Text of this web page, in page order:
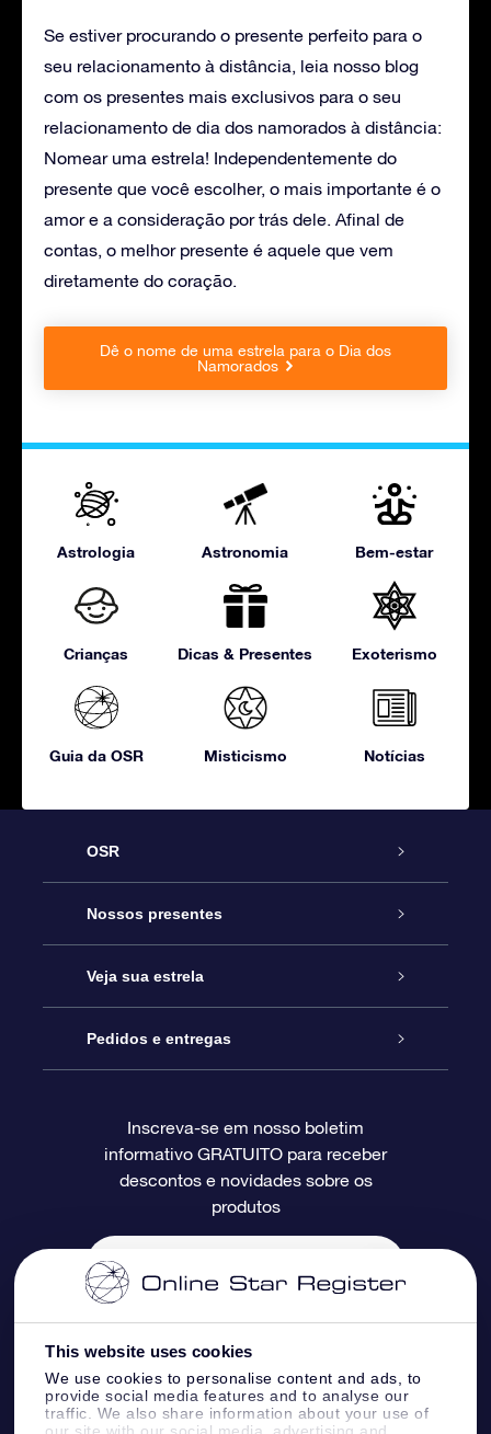
This website uses cookies
We use cookies to personalise content and ads, to
provide social media features and to analyse our
traffic. We also share information about your use of
our site with our social media, advertising and
Se estiver procurando o presente perfeito para o
seu relacionamento à distância, leia nosso blog
com os presentes mais exclusivos para o seu
relacionamento de dia dos namorados à distância:
Nomear uma estrela! Independentemente do
presente que você escolher, o mais importante é o
amor e a consideração por trás dele. Afinal de
contas, o melhor presente é aquele que vem
diretamente do coração.
Dê o nome de uma estrela para o Dia dos
Namorados
Astrologia Astronomia Bem-estar
Crianças Dicas & Presentes Exoterismo
Guia da OSR Misticismo Notícias
OSR
Serviço
Entre em contato conosco
Blog
Avaliações
Nossos presentes
Presente estrelar on-line
Pacote de presente da OSR
O cartão de presente da OSR
Presentes corporativos
Veja sua estrela
Star Register
Página estelar personalizada
Um Milhão de Estrelas
OSR Starsaver
Aplicativo RV Fly me to the stars
Pedidos e entregas
Informações de pagamento
Política de devolução
Constelações
Inscreva-se em nosso boletim
informativo GRATUITO para receber
descontos e novidades sobre os
produtos